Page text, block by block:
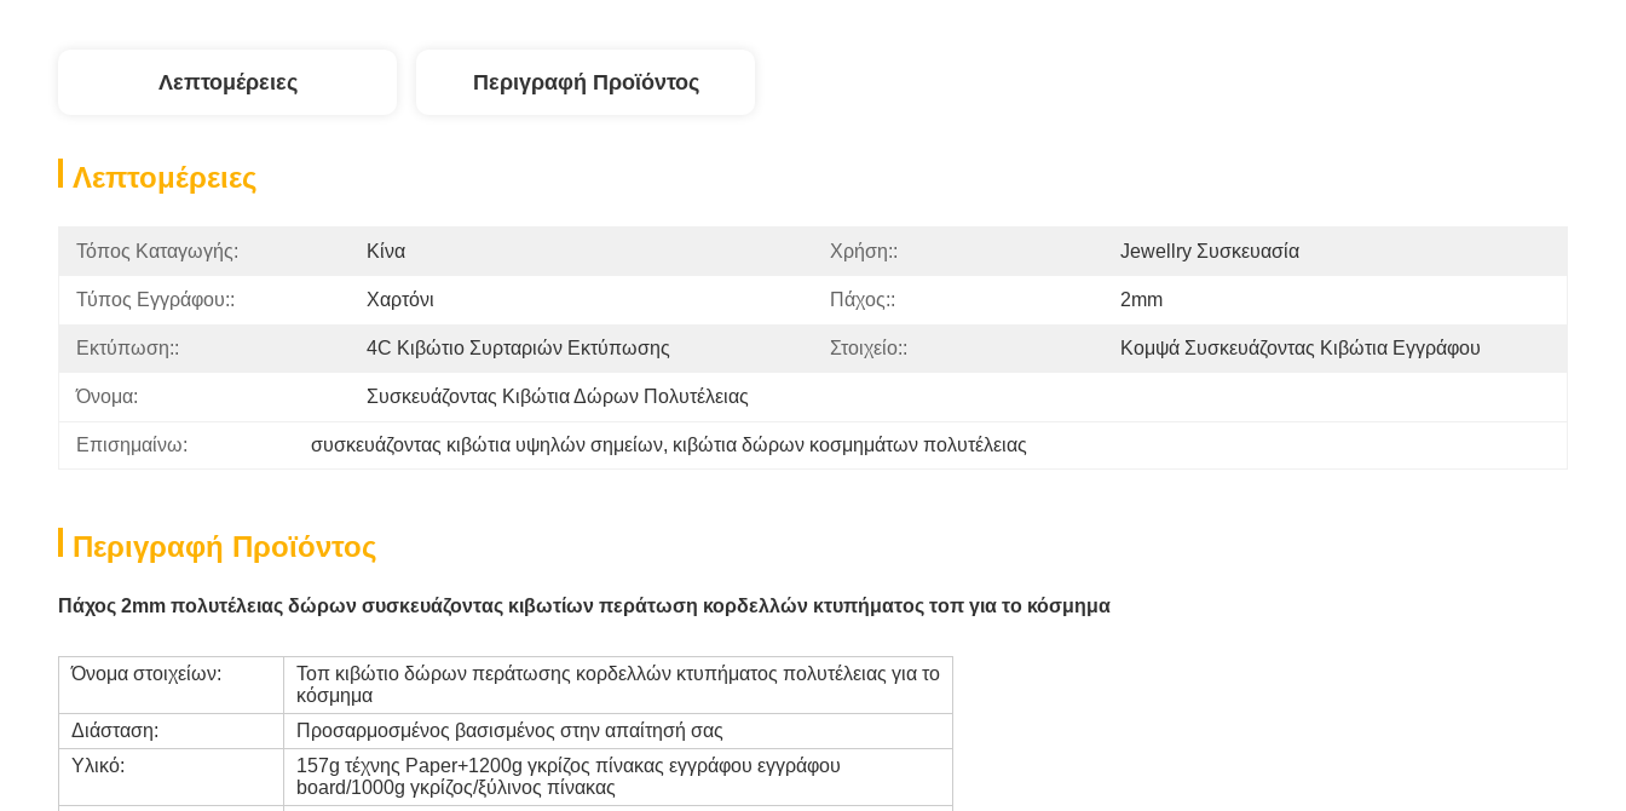
Λεπτομέρειες Περιγραφή Προϊόντος
Λεπτομέρειες
Τόπος Καταγωγής: Κίνα Χρήση:: Jewellry Συσκευασία
Τύπος Εγγράφου:: Χαρτόνι Πάχος:: 2mm
Εκτύπωση:: 4C Κιβώτιο Συρταριών Εκτύπωσης Στοιχείο:: Κομψά Συσκευάζοντας Κιβώτια Εγγράφου
Όνομα: Συσκευάζοντας Κιβώτια Δώρων Πολυτέλειας
Επισημαίνω: συσκευάζοντας κιβώτια υψηλών σημείων, κιβώτια δώρων κοσμημάτων πολυτέλειας
Περιγραφή Προϊόντος
Πάχος 2mm πολυτέλειας δώρων συσκευάζοντας κιβωτίων περάτωση κορδελλών κτυπήματος τοπ για το κόσμημα
Όνομα στοιχείων:
Τοπ κιβώτιο δώρων περάτωσης κορδελλών κτυπήματος πολυτέλειας για το
κόσμημα
Διάσταση:
Προσαρμοσμένος βασισμένος στην απαίτησή σας
Υλικό:
157g τέχνης Paper+1200g γκρίζος πίνακας εγγράφου εγγράφου
board/1000g γκρίζος/ξύλινος πίνακας